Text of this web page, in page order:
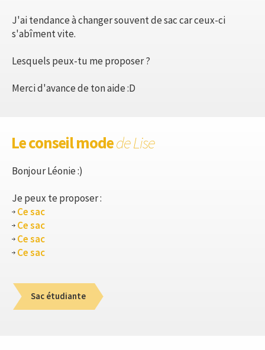
J'ai tendance à changer souvent de sac car ceux-ci
s'abîment vite.
Lesquels peux-tu me proposer ?
Merci d'avance de ton aide :D
Le conseil modede Lise
Bonjour Léonie :)
Je peux te proposer :
Ce sac
Ce sac
Ce sac
Ce sac
Sac étudiante